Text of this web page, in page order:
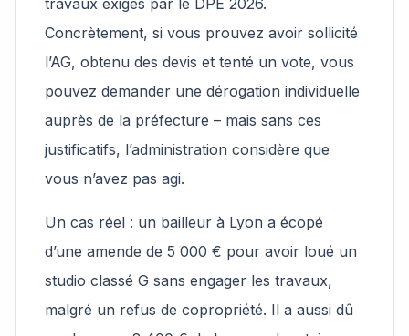
Concrètement, si vous prouvez avoir sollicité
l’AG, obtenu des devis et tenté un vote, vous
pouvez demander une dérogation individuelle
auprès de la préfecture – mais sans ces
justificatifs, l’administration considère que
vous n’avez pas agi.
Un cas réel : un bailleur à Lyon a écopé
d’une amende de 5 000 € pour avoir loué un
studio classé G sans engager les travaux,
malgré un refus de copropriété. Il a aussi dû